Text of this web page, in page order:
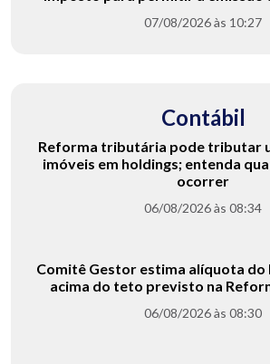
07/08/2026 às 10:27
Contábil
Reforma tributária pode tributar
imóveis em holdings; entenda
ocorrer
06/08/2026 às 08:34
Comitê Gestor estima alíquota do
acima do teto previsto na
06/08/2026 às 08:30